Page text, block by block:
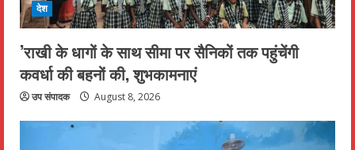
देश
’राखी के धागों के साथ सीमा पर सैनिकों तक पहुंचेंगी
कवर्धा की बहनों की, शुभकामनाएं
उप संपादक August 8, 2026